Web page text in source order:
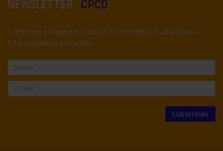
NEWSLETTER CPCD
Subscreva a newsletter do CPCD e receba actualizações e
informações importantes